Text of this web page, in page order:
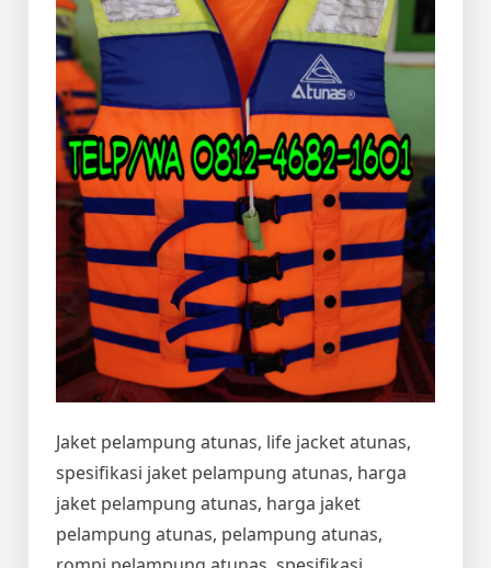
Jaket pelampung atunas, life jacket atunas,
spesifikasi jaket pelampung atunas, harga
jaket pelampung atunas, harga jaket
pelampung atunas, pelampung atunas,